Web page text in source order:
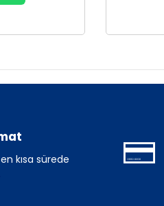
kısa sürede